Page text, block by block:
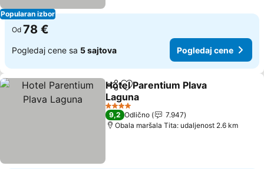
Popularan izbor
Od 78 €
Pogledaj cene sa 5 sajtova Pogledaj cene
Deli Dodati u favorite
Hotel Parentium Plava
Laguna
Pogledaj cene
4 Zvezdice
9,2 Odlično
7.947
Obala maršala Tita: udaljenost 2.6 km